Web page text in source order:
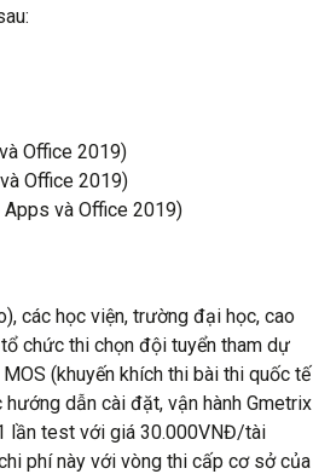
Office 2019)
Office 2019)
và Office 2019)
các học viện, trường đại học, cao
chức thi chọn đội tuyển tham dự
(khuyến khích thi bài thi quốc tế
dẫn cài đặt, vận hành Gmetrix
lần test với giá 30.000VNĐ/tài
phí này với vòng thi cấp cơ sở của